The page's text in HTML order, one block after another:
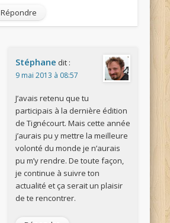
Répondre
Stéphane dit :
9 mai 2013 à 08:57
J’avais retenu que tu
participais à la dernière édition
de Tignécourt. Mais cette année
j’aurais pu y mettre la meilleure
volonté du monde je n’aurais
pu m’y rendre. De toute façon,
je continue à suivre ton
actualité et ça serait un plaisir
de te rencontrer.